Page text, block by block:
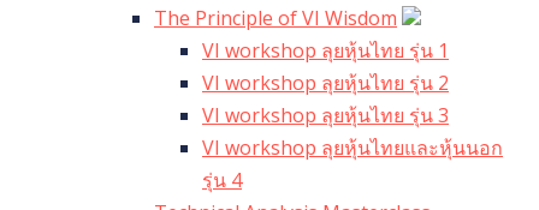
The Principle of VI Wisdom
VI workshop ลุยหุ้นไทย รุ่น 1
VI workshop ลุยหุ้นไทย รุ่น 2
VI workshop ลุยหุ้นไทย รุ่น 3
VI workshop ลุยหุ้นไทยและหุ้นนอก
รุ่น 4